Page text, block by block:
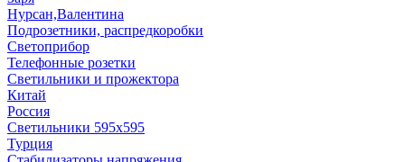
Нурсан,Валентина
Подрозетники, распредкоробки
Светоприбор
Телефонные розетки
Светильники и прожектора
Китай
Россия
Светильники 595х595
Турция